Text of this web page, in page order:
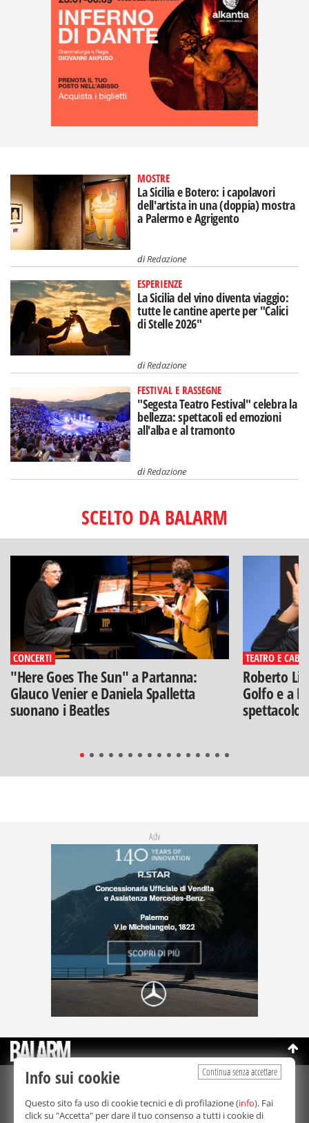
MOSTRE
La Sicilia e Botero: i capolavori
dell'artista in una (doppia) mostra
a Palermo e Agrigento
diRedazione
ESPERIENZE
La Sicilia del vino diventa viaggio:
tutte le cantine aperte per "Calici
di Stelle 2026"
diRedazione
FESTIVAL E RASSEGNE
"Segesta Teatro Festival" celebra la
bellezza: spettacoli ed emozioni
all'alba e al tramonto
diRedazione
SCELTO DA BALARM
CONCERTI
"Here Goes The Sun" a Partanna:
Glauco Venier e Daniela Spalletta
suonano i Beatles
TEATRO E
Roberto
Golfo e a
spettacolo"
Adv
©Copyright 2003-2026
Bmedia Srl- P.IVA 07064240828
La riproduzione totale o parziale di tutti i contenuti, in qualunque
Continua senza accettare
Info sui cookie
Questo sito fa uso di cookie tecnici e di profilazione (info). Fai
click su "Accetta" per dare il tuo consenso a tutti i cookie di